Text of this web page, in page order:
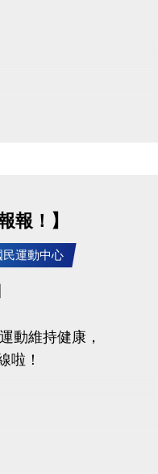
9-10月期課及球類家
~)
news/pageID/1/
報！】
民運動中心
動維持健康，
啦！